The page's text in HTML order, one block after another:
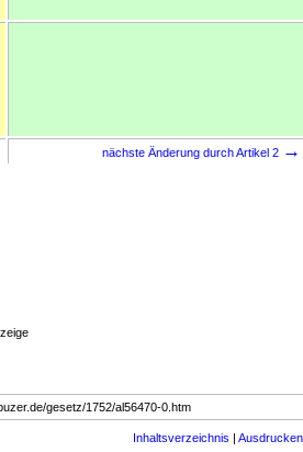
nächste Änderung durch Artikel 2 →
gesetz/1752/al56470-0.htm
Inhaltsverzeichnis |